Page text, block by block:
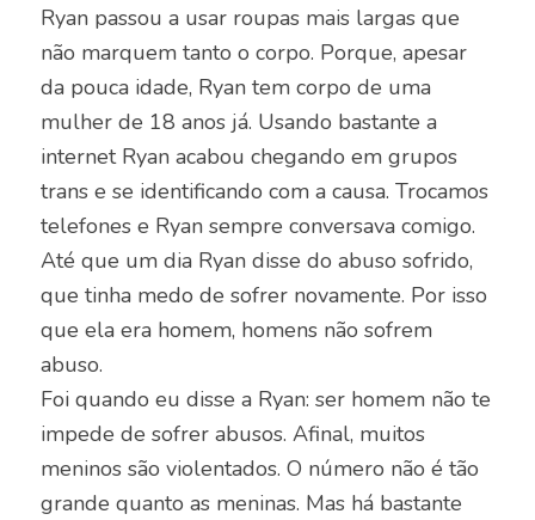
Ryan passou a usar roupas mais largas que
não marquem tanto o corpo. Porque, apesar
da pouca idade, Ryan tem corpo de uma
mulher de 18 anos já. Usando bastante a
internet Ryan acabou chegando em grupos
trans e se identificando com a causa. Trocamos
telefones e Ryan sempre conversava comigo.
Até que um dia Ryan disse do abuso sofrido,
que tinha medo de sofrer novamente. Por isso
que ela era homem, homens não sofrem
abuso.
Foi quando eu disse a Ryan: ser homem não te
impede de sofrer abusos. Afinal, muitos
meninos são violentados. O número não é tão
grande quanto as meninas. Mas há bastante